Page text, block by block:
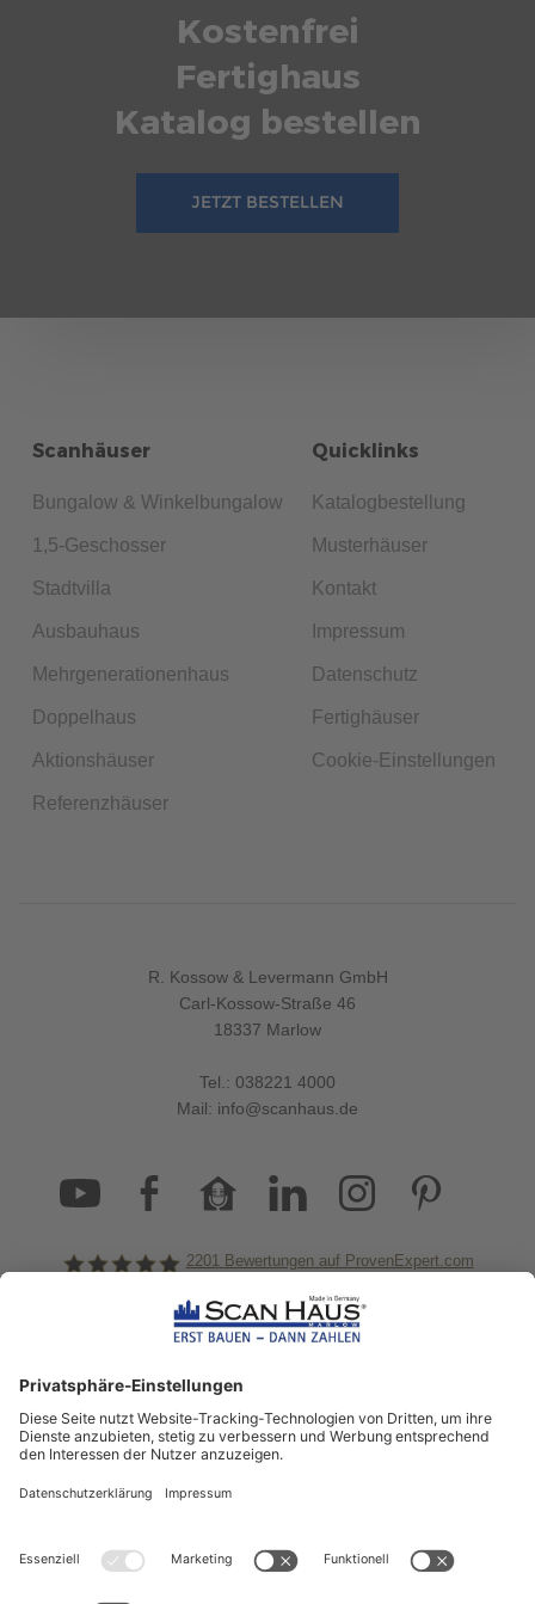
Kostenfrei
Fertighaus
Katalog bestellen
JETZT BESTELLEN
Scanhäuser
Bungalow & Winkelbungalow
1,5-Geschosser
Stadtvilla
Ausbauhaus
Mehrgenerationenhaus
Doppelhaus
Aktionshäuser
Referenzhäuser
Quicklinks
Katalogbestellung
Musterhäuser
Kontakt
Impressum
Datenschutz
Fertighäuser
Cookie-Einstellungen
R. Kossow & Levermann GmbH
Carl-Kossow-Straße 46
18337 Marlow
Tel.: 038221 4000
Mail: info@scanhaus.de
ScanHaus Marlow
2201 Bewertungen auf ProvenExpert.com
informiert!
Aktuelle News rund um ScanHaus &
das Thema Hausbau
Sofort informiert über neue Artikel